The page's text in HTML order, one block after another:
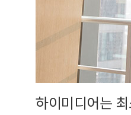
하이미디어는